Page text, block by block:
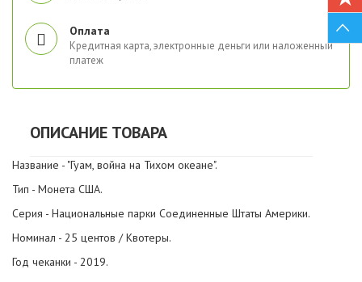
Оплата
Кредитная карта, электронные деньги или наложенный
платеж
ОПИСАНИЕ ТОВАРА
Название - "Гуам, война на Тихом океане".
Тип - Монета США.
Серия - Национальные парки Соединенные Штаты Америки.
Номинал - 25 центов / Квотеры.
Год чеканки - 2019.